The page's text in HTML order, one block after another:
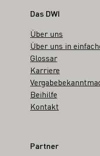
Fußbereich
Das DWI
Über uns
Über uns in
Glossar
Karriere
Beihilfe
Kontakt
Partner